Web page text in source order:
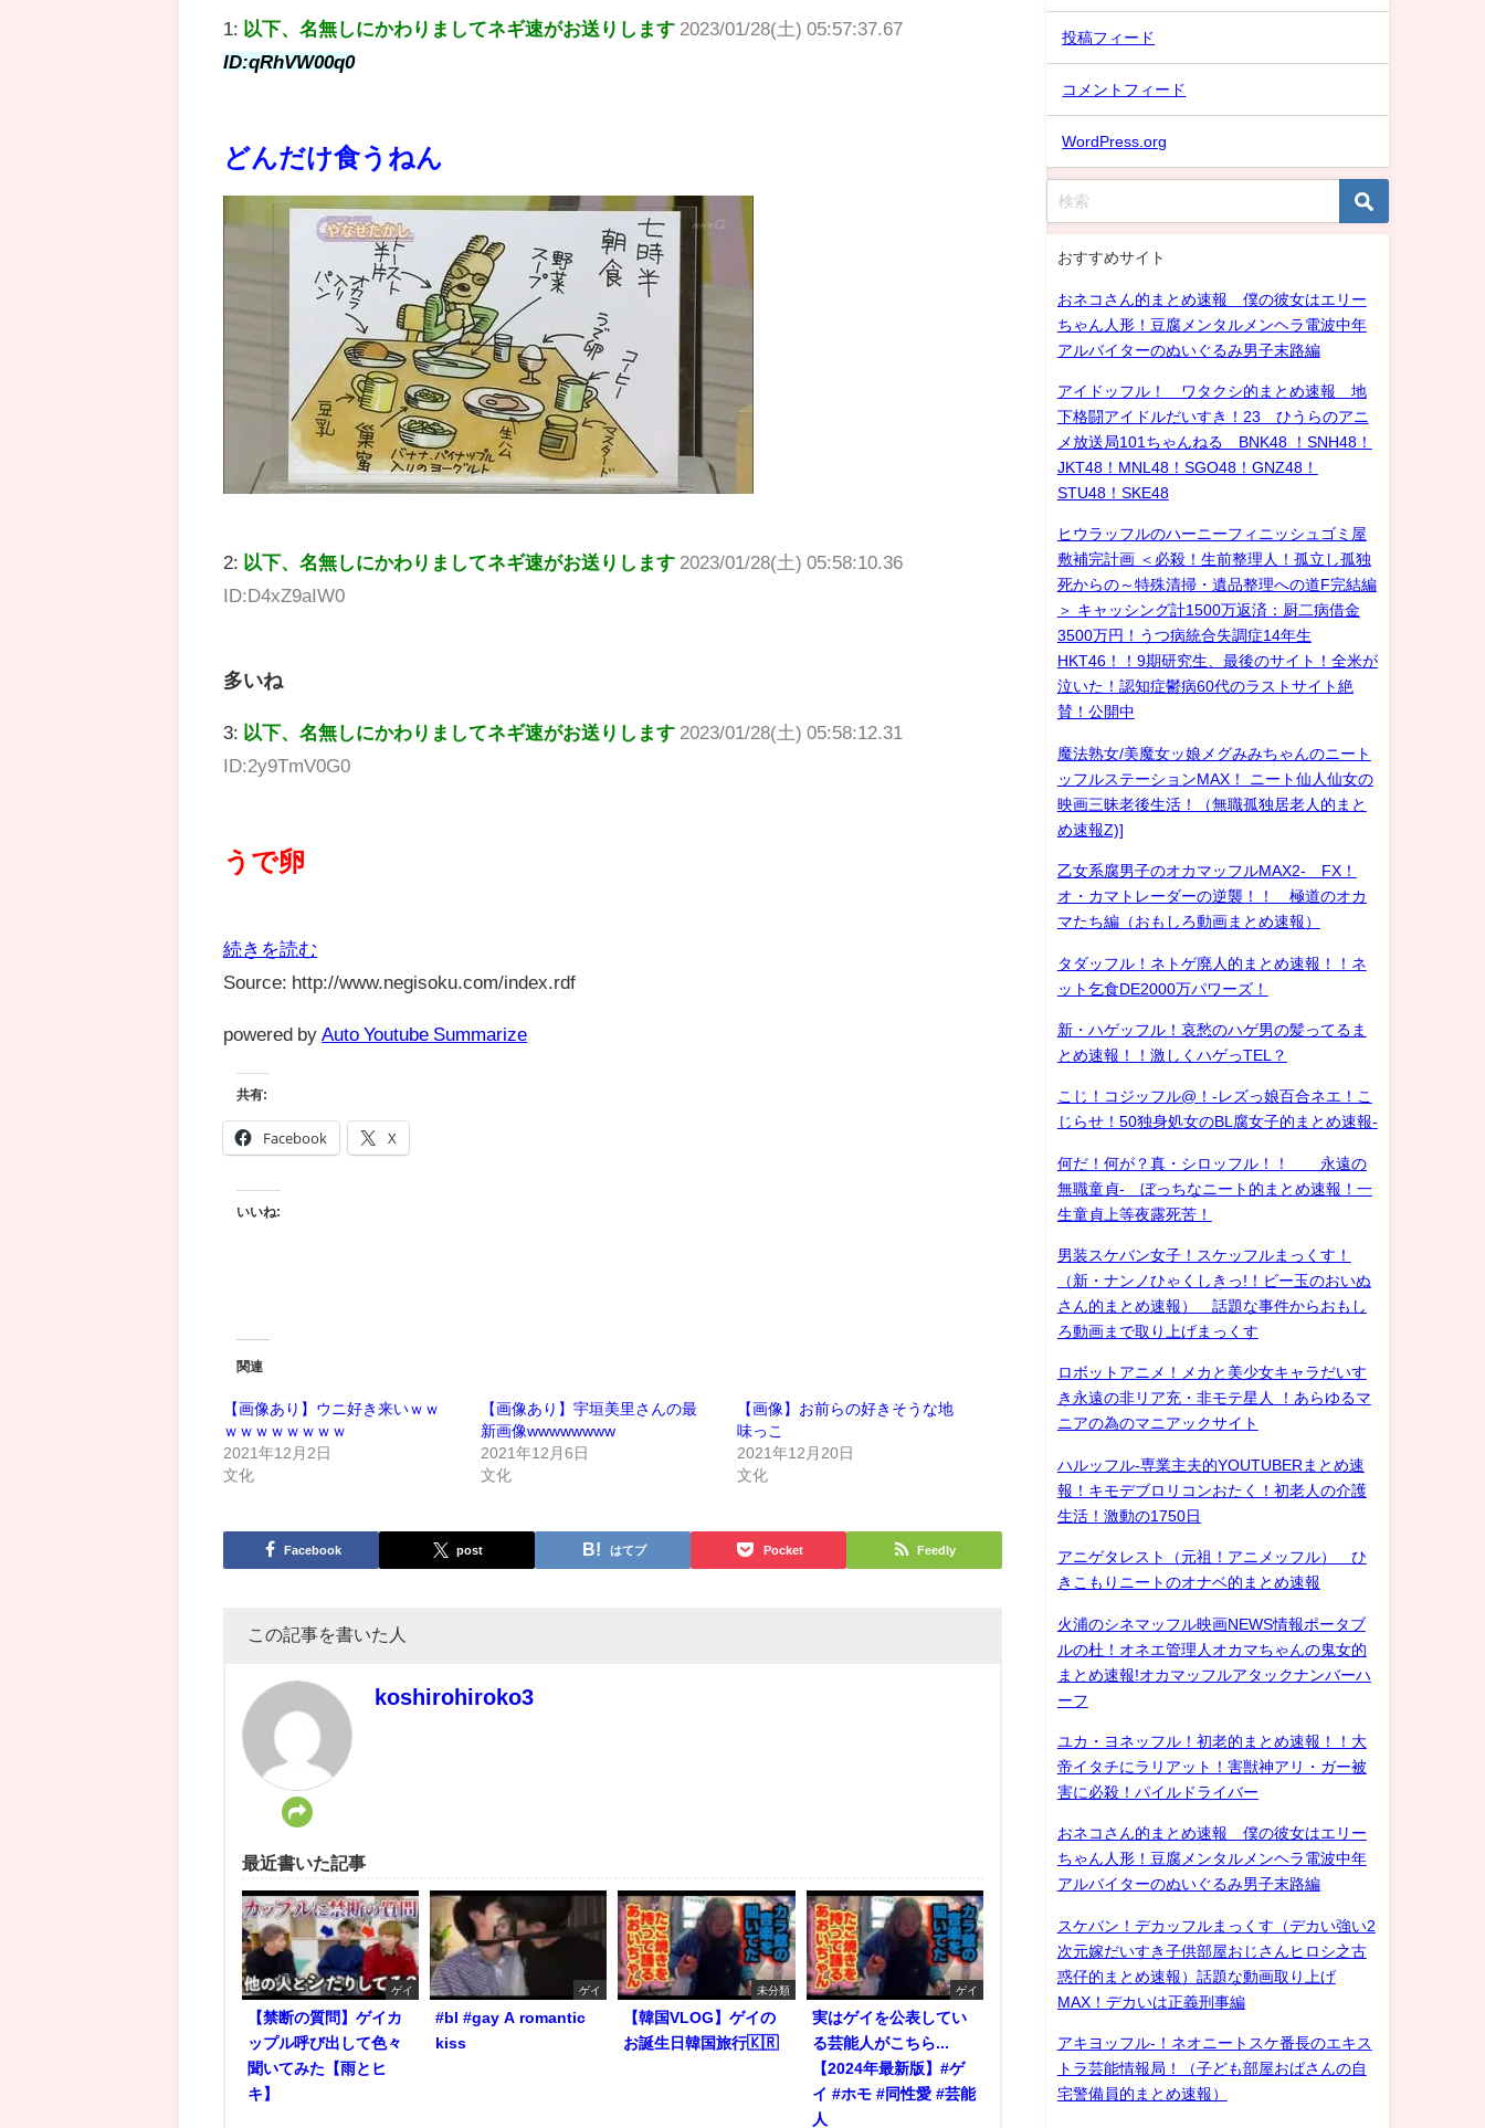
1: 以下、名無しにかわりましてネギ速がお送りします 2023/01/28(土) 05:57:37.67
ID:qRhVW00q0
どんだけ食うねん
2: 以下、名無しにかわりましてネギ速がお送りします 2023/01/28(土) 05:58:10.36
ID:D4xZ9aIW0
多いね
3: 以下、名無しにかわりましてネギ速がお送りします 2023/01/28(土) 05:58:12.31
ID:2y9TmV0G0
うで卵
続きを読む
Source: http://www.negisoku.com/index.rdf
powered by Auto Youtube Summarize
共有:
Facebook X
いいね:
関連
【画像あり】ウニ好き来いｗｗ
ｗｗｗｗｗｗｗｗ
2021年12月2日
文化
【画像あり】宇垣美里さんの最
新画像wwwwwwww
2021年12月6日
文化
【画像】お前らの好きそうな地
味っこ
2021年12月20日
文化
Facebook post はてブ Pocket Feedly
この記事を書いた人
koshirohiroko3
最近書いた記事
ゲイ
【禁断の質問】ゲイカ
ップル呼び出して色々
聞いてみた【雨とヒ
キ】
ゲイ
#bl #gay A romantic
kiss
未分類
【韓国VLOG】ゲイの
お誕生日韓国旅行🇰🇷
ゲイ
実はゲイを公表してい
る芸能人がこちら...
【2024年最新版】#ゲ
イ #ホモ #同性愛 #芸能
人
投稿フィード
コメントフィード
WordPress.org
おすすめサイト
おネコさん的まとめ速報 僕の彼女はエリー
ちゃん人形！豆腐メンタルメンヘラ電波中年
アルバイターのぬいぐるみ男子末路編
アイドッフル！ ワタクシ的まとめ速報 地
下格闘アイドルだいすき！23 ひうらのアニ
メ放送局101ちゃんねる BNK48 ！SNH48！
JKT48！MNL48！SGO48！GNZ48！
STU48！SKE48
ヒウラッフルのハーニーフィニッシュゴミ屋
敷補完計画 ＜必殺！生前整理人！孤立し孤独
死からの～特殊清掃・遺品整理への道F完結編
＞ キャッシング計1500万返済：厨二病借金
3500万円！うつ病統合失調症14年生
HKT46！！9期研究生、最後のサイト！全米が
泣いた！認知症鬱病60代のラストサイト絶
賛！公開中
魔法熟女/美魔女ッ娘メグみみちゃんのニート
ッフルステーションMAX！ ニート仙人仙女の
映画三昧老後生活！（無職孤独居老人的まと
め速報Z)]
乙女系腐男子のオカマッフルMAX2- FX！
オ・カマトレーダーの逆襲！！ 極道のオカ
マたち編（おもしろ動画まとめ速報）
タダッフル！ネトゲ廃人的まとめ速報！！ネ
ット乞食DE2000万パワーズ！
新・ハゲッフル！哀愁のハゲ男の髪ってるま
とめ速報！！激しくハゲっTEL？
こじ！コジッフル@！-レズっ娘百合ネエ！こ
じらせ！50独身処女のBL腐女子的まとめ速報-
何だ！何が？真・シロッフル！！ 永遠の
無職童貞- ぼっちなニート的まとめ速報！一
生童貞上等夜露死苦！
男装スケバン女子！スケッフルまっくす！
（新・ナンノひゃくしきっ!！ビー玉のおいぬ
さん的まとめ速報） 話題な事件からおもし
ろ動画まで取り上げまっくす
ロボットアニメ！メカと美少女キャラだいす
き永遠の非リア充・非モテ星人 ！あらゆるマ
ニアの為のマニアックサイト
ハルッフル-専業主夫的YOUTUBERまとめ速
報！キモデブロリコンおたく！初老人の介護
生活！激動の1750日
アニゲタレスト（元祖！アニメッフル） ひ
きこもりニートのオナベ的まとめ速報
火浦のシネマッフル映画NEWS情報ポータブ
ルの杜！オネエ管理人オカマちゃんの鬼女的
まとめ速報!オカマッフルアタックナンバーハ
ーフ
ユカ・ヨネッフル！初老的まとめ速報！！大
帝イタチにラリアット！害獣神アリ・ガー被
害に必殺！パイルドライバー
おネコさん的まとめ速報 僕の彼女はエリー
ちゃん人形！豆腐メンタルメンヘラ電波中年
アルバイターのぬいぐるみ男子末路編
スケバン！デカッフルまっくす（デカい強い2
次元嫁だいすき子供部屋おじさんヒロシ之古
惑仔的まとめ速報）話題な動画取り上げ
MAX！デカいは正義刑事編
アキヨッフル-！ネオニートスケ番長のエキス
トラ芸能情報局！（子ども部屋おばさんの自
宅警備員的まとめ速報）